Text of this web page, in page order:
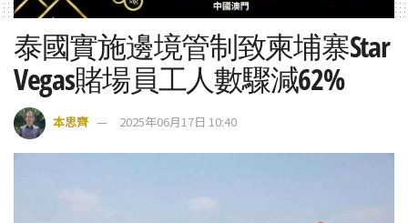
泰國實施邊境管制致柬埔寨Star
Vegas賭場員工人數驟減62%
本思齊 2025年06月17日 10:40